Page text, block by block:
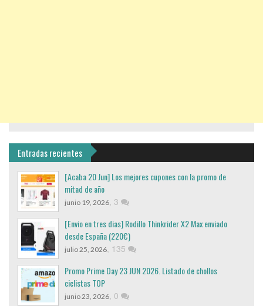
Entradas recientes
[Acaba 20 Jun] Los mejores cupones con la promo de
mitad de año
junio 19, 2026, 3
[Envio en tres dias] Rodillo Thinkrider X2 Max enviado
desde España (220€)
julio 25, 2026, 135
Promo Prime Day 23 JUN 2026. Listado de chollos
ciclistas TOP
junio 23, 2026, 0